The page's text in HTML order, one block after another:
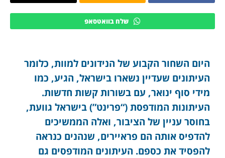
שלח בוואטסאפ
היום השחור הקבוע של הנידונים למוות, כלומר
העיתונים שעדיין נשארו בישראל, הגיע, כמו
מידי סוף ינואר, עם בשורות קשות חדשות.
העיתונות המודפסת (“פרינט”) בישראל גוועת,
בחוסר עניין של הציבור, ואלה הממשיכים
להדפיס אותה הם פראיירים, שנהנים כנראה
להפסיד את כספם. העיתונים המודפסים גם